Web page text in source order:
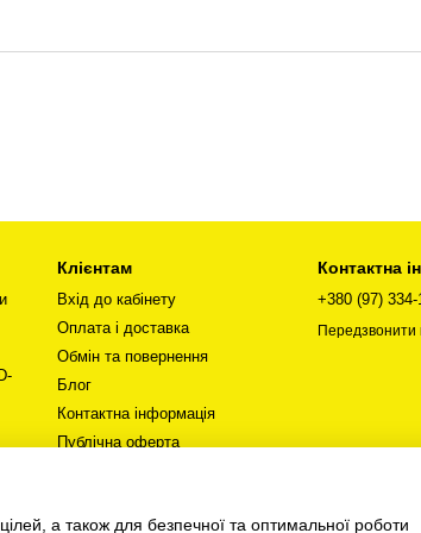
Клієнтам
Вхід до кабінету
Оплата і доставка
Обмін та повернення
Блог
Контактна інформація
Публічна оферта
Контактна
+380 (97) 334-
Передзвонити
а також для безпечної та оптимальної роботи